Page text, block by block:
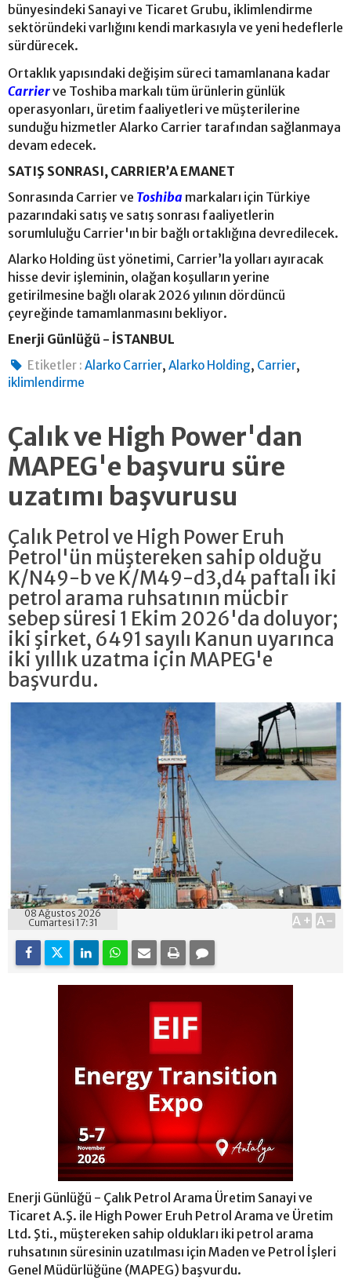
bünyesindeki Sanayi ve Ticaret Grubu, iklimlendirme
sektöründeki varlığını kendi markasıyla ve yeni hedeflerle
sürdürecek.
Ortaklık yapısındaki değişim süreci tamamlanana kadar
Carrierve Toshiba markalı tüm ürünlerin günlük
operasyonları, üretim faaliyetleri ve müşterilerine
sunduğu hizmetler Alarko Carrier tarafından sağlanmaya
devam edecek.
SATIŞ SONRASI, CARRIER’A EMANET
Sonrasında Carrier ve Toshiba markaları için Türkiye
pazarındaki satış ve satış sonrası faaliyetlerin
sorumluluğu Carrier'ın bir bağlı ortaklığına devredilecek.
Alarko Holding üst yönetimi, Carrier’la yolları ayıracak
hisse devir işleminin, olağan koşulların yerine
getirilmesine bağlı olarak 2026 yılının dördüncü
çeyreğinde tamamlanmasını bekliyor.
Enerji Günlüğü - İSTANBUL
Etiketler : Alarko Carrier,Alarko Holding, Carrier,
iklimlendirme
Çalık ve High Power'dan
MAPEG'e başvuru süre
uzatımı başvurusu
Çalık Petrol ve High Power Eruh
Petrol'ün müştereken sahip olduğu
K/N49-b ve K/M49-d3,d4 paftalı iki
petrol arama ruhsatının mücbir
sebep süresi 1 Ekim 2026'da doluyor;
iki şirket, 6491 sayılı Kanun uyarınca
iki yıllık uzatma için MAPEG'e
başvurdu.
08 Ağustos 2026
Cumartesi 17:31
A+ A-
Enerji Günlüğü - Çalık Petrol Arama Üretim Sanayi ve
Ticaret A.Ş. ile High Power Eruh Petrol Arama ve Üretim
Ltd. Şti., müştereken sahip oldukları iki petrol arama
ruhsatının süresinin uzatılması için Maden ve Petrol İşleri
Genel Müdürlüğüne (MAPEG) başvurdu.